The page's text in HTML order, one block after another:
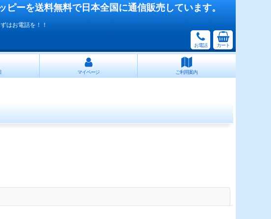
ピーを送料無料で日本全国に通信販売しています。
はお電話を！！
お電話 カート
マイページ ご利用案内